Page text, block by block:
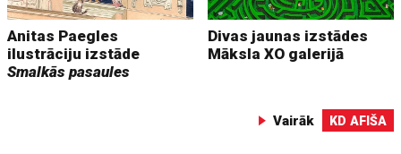
Anitas Paegles
ilustrāciju izstāde
Smalkās pasaules
Divas jaunas izstādes
Māksla XO galerijā
Vairāk KD AFIŠA